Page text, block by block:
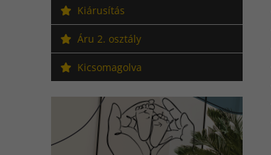
Kiárusítás
Áru 2. osztály
Kicsomagolva